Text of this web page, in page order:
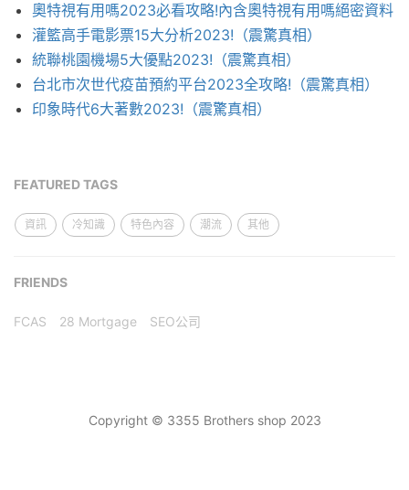
奧特視有用嗎2023必看攻略!內含奧特視有用嗎絕密資料
灌籃高手電影票15大分析2023!（震驚真相）
統聯桃園機場5大優點2023!（震驚真相）
台北市次世代疫苗預約平台2023全攻略!（震驚真相）
印象時代6大著數2023!（震驚真相）
FEATURED TAGS
資訊 冷知識 特色內容 潮流 其他
FRIENDS
FCAS 28 Mortgage SEO公司
Copyright © 3355 Brothers shop 2023